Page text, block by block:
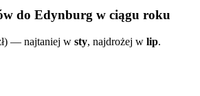
do Edynburg w ciągu roku
— najtaniej w sty, najdrożej w lip.